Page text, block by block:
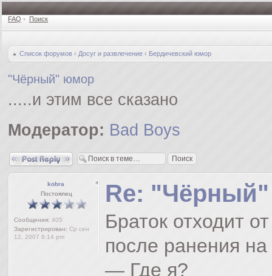
FAQ • Поиск
Список форумов ‹ Досуг и развлечение ‹ Бердичевский юмop
"Чёрный" юмор
.....и этим все сказано
Модератор: Bad Boys
Ответить
kobra
Постоялец
Сообщения: 405
Зарегистрирован: Ср сен
12, 2007 6:14 pm
Re:
Браток отходит
после ранения на
— Где я?